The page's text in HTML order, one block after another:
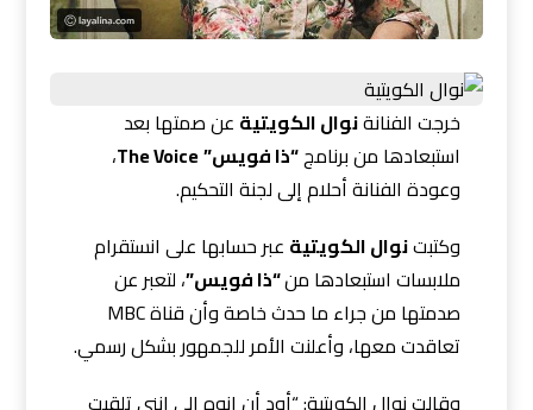
خرجت الفنانةنوال الكويتية عن صمتها بعد
استبعادها من برنامج“ذا فويس”The Voice،
وعودة الفنانة أحلام إلى لجنة التحكيم.
وكتبتنوال الكويتية عبر حسابها على انستقرام
ملابسات استبعادها من“ذا فويس”، لتعبر عن
صدمتها من جراء ما حدث خاصة وأن قناة MBC
تعاقدت معها، وأعلنت الأمر للجمهور بشكل رسمي.